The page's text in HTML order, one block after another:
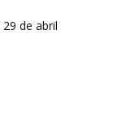
29 de abril